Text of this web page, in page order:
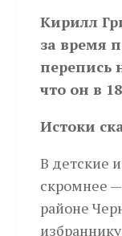
Кирилл
за время
перепись
что он в
Истоки
В детские
скромнее
районе